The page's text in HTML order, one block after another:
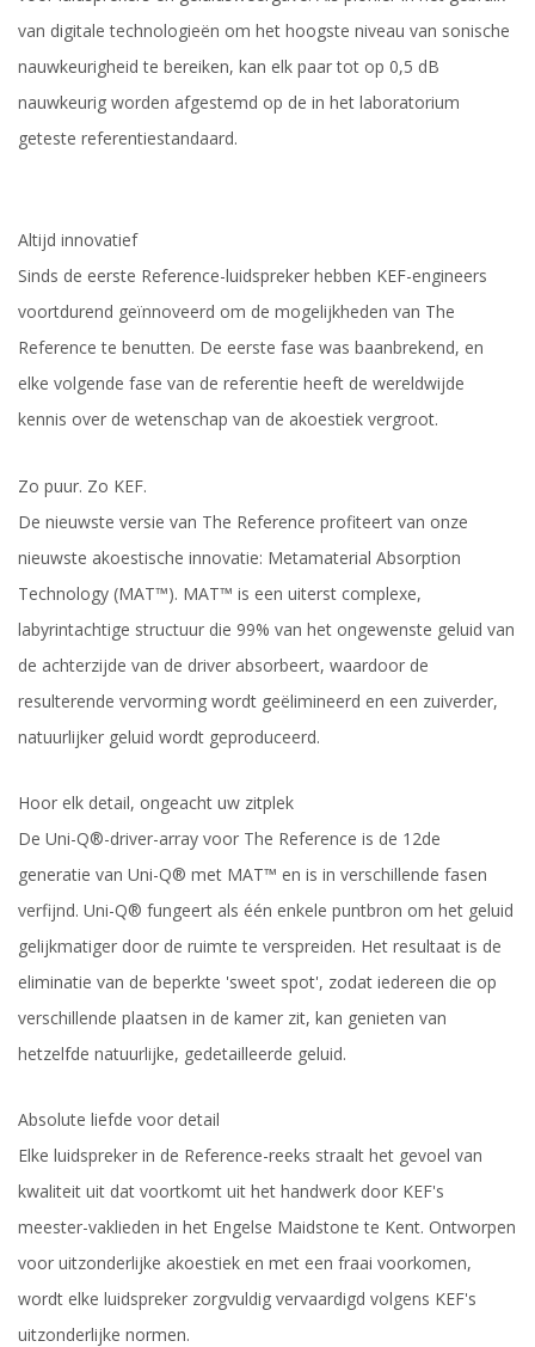
van digitale technologieën om het hoogste niveau van sonische
nauwkeurigheid te bereiken, kan elk paar tot op 0,5 dB
nauwkeurig worden afgestemd op de in het laboratorium
geteste referentiestandaard.
Altijd innovatief
Sinds de eerste Reference-luidspreker hebben KEF-engineers
voortdurend geïnnoveerd om de mogelijkheden van The
Reference te benutten. De eerste fase was baanbrekend, en
elke volgende fase van de referentie heeft de wereldwijde
kennis over de wetenschap van de akoestiek vergroot.
Zo puur. Zo KEF.
De nieuwste versie van The Reference profiteert van onze
nieuwste akoestische innovatie: Metamaterial Absorption
Technology (MAT™). MAT™ is een uiterst complexe,
labyrintachtige structuur die 99% van het ongewenste geluid van
de achterzijde van de driver absorbeert, waardoor de
resulterende vervorming wordt geëlimineerd en een zuiverder,
natuurlijker geluid wordt geproduceerd.
Hoor elk detail, ongeacht uw zitplek
De Uni-Q®-driver-array voor The Reference is de 12de
generatie van Uni-Q® met MAT™ en is in verschillende fasen
verfijnd. Uni-Q® fungeert als één enkele puntbron om het geluid
gelijkmatiger door de ruimte te verspreiden. Het resultaat is de
eliminatie van de beperkte 'sweet spot', zodat iedereen die op
verschillende plaatsen in de kamer zit, kan genieten van
hetzelfde natuurlijke, gedetailleerde geluid.
Absolute liefde voor detail
Elke luidspreker in de Reference-reeks straalt het gevoel van
kwaliteit uit dat voortkomt uit het handwerk door KEF's
meester-vaklieden in het Engelse Maidstone te Kent. Ontworpen
voor uitzonderlijke akoestiek en met een fraai voorkomen,
wordt elke luidspreker zorgvuldig vervaardigd volgens KEF's
uitzonderlijke normen.